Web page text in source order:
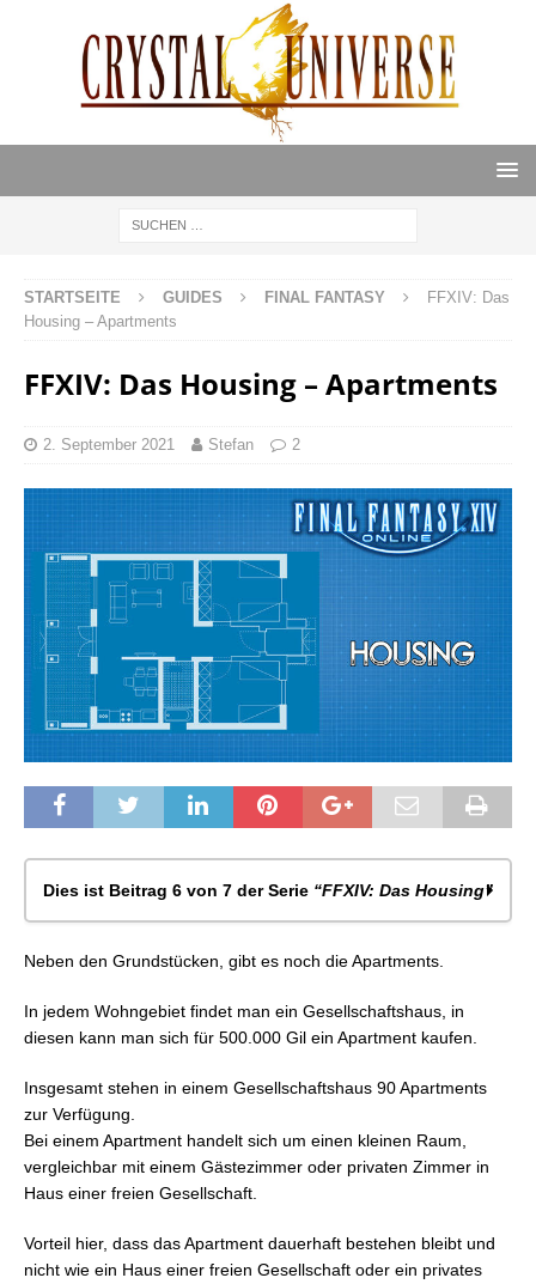
STARTSEITE GUIDES FINAL FANTASY
FFXIV: Das
Housing – Apartments
FFXIV: Das Housing – Apartments
2. September 2021 Stefan 2
Dies ist Beitrag 6 von 7 der Serie “FFXIV: Das Housing”
FFXIV: Das Housing – Allgemeines
FFXIV: Das Housing – Kauf eines Grundstücks &
Umziehen
FFXIV: Das Housing – Sonstiges
FFXIV: Das Housing – Apartments
FFXIV: Das Housing – Einrichten
Neben den Grundstücken, gibt es noch die Apartments.
In jedem Wohngebiet findet man ein Gesellschaftshaus, in
diesen kann man sich für 500.000 Gil ein Apartment kaufen.
Insgesamt stehen in einem Gesellschaftshaus 90 Apartments
zur Verfügung.
Bei einem Apartment handelt sich um einen kleinen Raum,
vergleichbar mit einem Gästezimmer oder privaten Zimmer in
Haus einer freien Gesellschaft.
Vorteil hier, dass das Apartment dauerhaft bestehen bleibt und
nicht wie ein Haus einer freien Gesellschaft oder ein privates